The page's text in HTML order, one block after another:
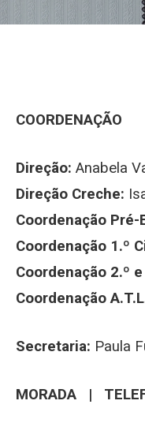
COORDENAÇÃO
Direção: Anabela
Direção Creche:
Coordenação Pré-
Coordenação 1.º
Coordenação 2.º
Coordenação
Secretaria: Paula
MORADA |